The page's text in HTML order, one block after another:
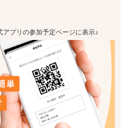
プリの参加予定ページに表示♪